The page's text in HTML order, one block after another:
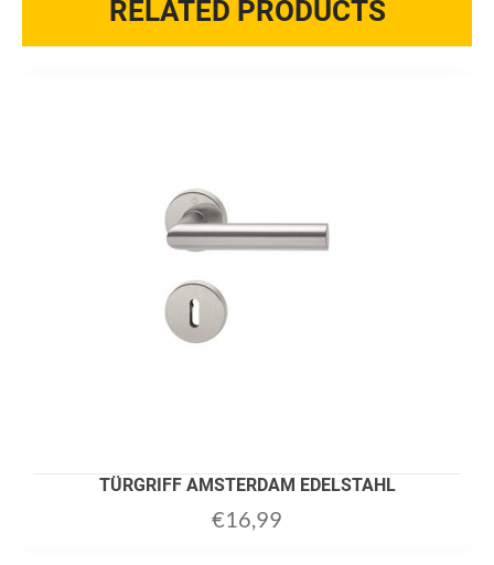
RELATED PRODUCTS
TÜRGRIFF AMSTERDAM EDELSTAHL
€16,99